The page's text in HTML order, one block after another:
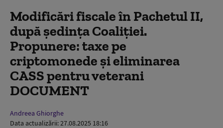
Modificări fiscale în Pachetul II,
după ședința Coaliției.
Propunere: taxe pe
criptomonede și eliminarea
CASS pentru veterani
DOCUMENT
Andreea Ghiorghe
Data actualizării:27.08.2025 18:16